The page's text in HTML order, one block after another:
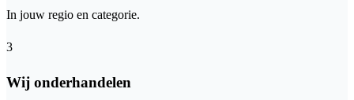
In jouw regio en categorie.
3
Wij onderhandelen